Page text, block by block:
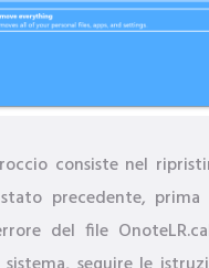
consiste nel
precedente, prima
del file